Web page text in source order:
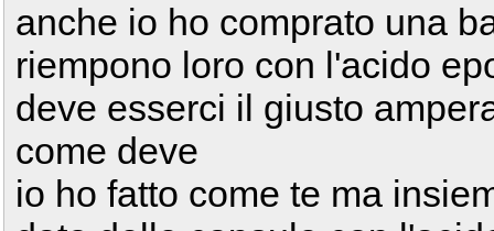
anche io ho comprato una
riempono loro con l'acido
deve esserci il giusto
come deve
io ho fatto come te ma